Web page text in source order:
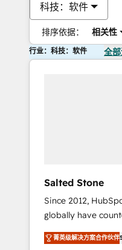
科技：软件
排序依据： 相关性
行业：科技：软件 全
Salted Stone
Since 2012,
globally have
migrations, change
integration, and
菁英级解决方案合作伙伴